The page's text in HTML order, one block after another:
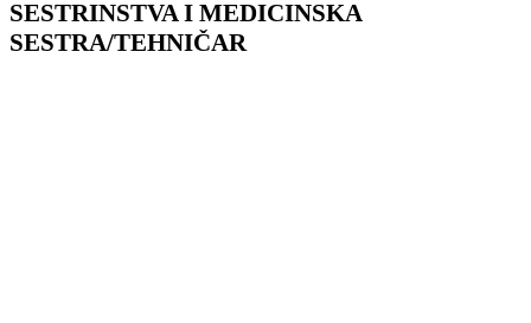
SESTRINSTVA I MEDICINSKA
SESTRA/TEHNIČAR